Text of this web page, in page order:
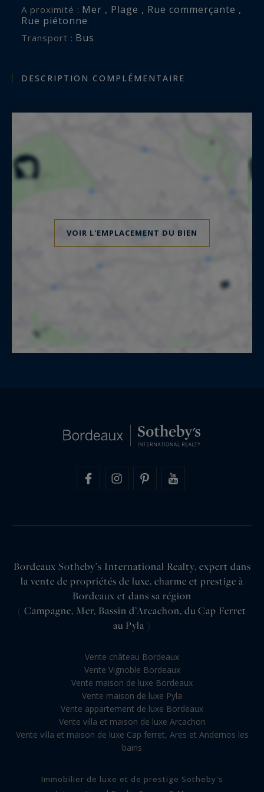
A proximité : Mer , Plage , Rue commerçante ,
Rue piétonne
Transport : Bus
DESCRIPTION COMPLÉMENTAIRE
VOIR L'EMPLACEMENT DU BIEN
Bordeaux Sotheby’s International Realty, expert dans
la vente de propriétés de luxe, charme et prestige à
Bordeaux et dans sa région
( Campagne, Mer, Bassin d’Arcachon, du Cap Ferret
au Pyla )
Vente château Bordeaux
Vente Vignoble Bordeaux
Vente maison de luxe Bordeaux
Vente maison de luxe Pyla
Vente appartement de luxe Bordeaux
Vente villa et maison de luxe Arcachon
Vente villa et maison de luxe Cap ferret, Ares et Andernos les
bains
Immobilier de luxe et de prestige Sotheby's